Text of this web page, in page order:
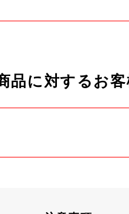
品に対するお